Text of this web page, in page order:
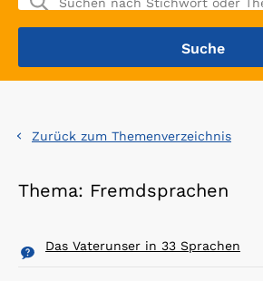
Zurück zum Themenverzeichnis
Thema: Fremdsprachen
Das Vaterunser in 33 Sprachen